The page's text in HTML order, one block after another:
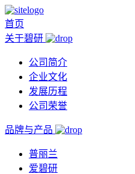
首页
关于碧研
公司简介
企业文化
发展历程
公司荣誉
品牌与产品
普丽兰
爱碧研